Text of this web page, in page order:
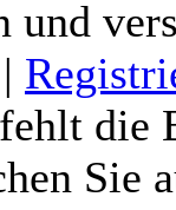
und
|
die
Sie